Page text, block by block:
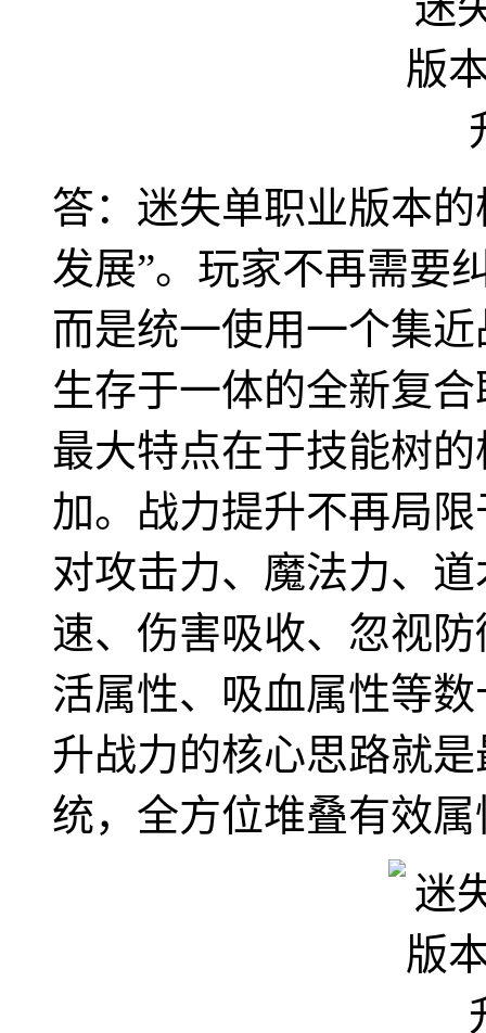
答：迷失单职业版本
发展”。玩家不再需要
而是统一使用一个集
生存于一体的全新复
最大特点在于技能树
加。战力提升不再局
对攻击力、魔法力、
速、伤害吸收、忽视
活属性、吸血属性等
升战力的核心思路就
统，全方位堆叠有效属